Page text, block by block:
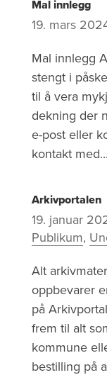
Mal innlegg
19. mars
Mal innlegg
stengt i
til å vera
dekning der
e-post eller
kontakt med...
Arkivportalen
19. januar
Publikum,
Alt
oppbevarer
på
frem til alt
kommune
bestilling på